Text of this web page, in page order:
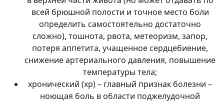
всей брюшной полости и точное место боли
определить самостоятельно достаточно
сложно), тошнота, рвота, метеоризм, запор,
потеря аппетита, учащенное сердцебиение,
снижение артериального давления, повышение
температуры тела;
хронический (хр) – главный признак болезни –
ноющая боль в области поджелудочной